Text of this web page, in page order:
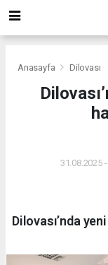
Anasayfa Dilovası
31.08.2025
Dilovası’nda